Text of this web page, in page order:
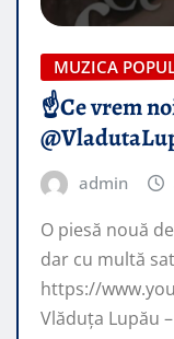
MUZICA
☝Ce vrem
admin
O piesă nouă
dar cu multă
https://
Vlăduța Lupău –